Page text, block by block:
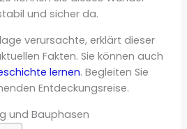
und sicher da.
verursachte, erklärt dieser
Fakten. Sie können auch
lernen. Begleiten Sie
Entdeckungsreise.
und Bauphasen